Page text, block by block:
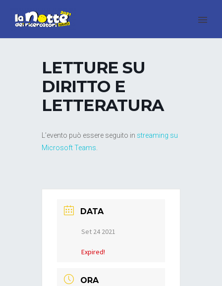
LETTURE SU
DIRITTO E
LETTERATURA
L’evento può essere seguito in streaming su
Microsoft Teams
DATA
Set 24 2021
Expired!
ORA